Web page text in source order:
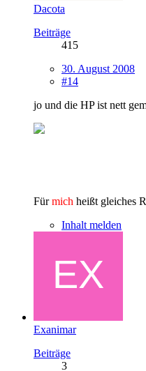
Dacota
Beiträge
415
30. August 2008
#14
jo und die HP ist nett
Fürmich heißt gleiches
Inhalt melden
Exanimar
Beiträge
3